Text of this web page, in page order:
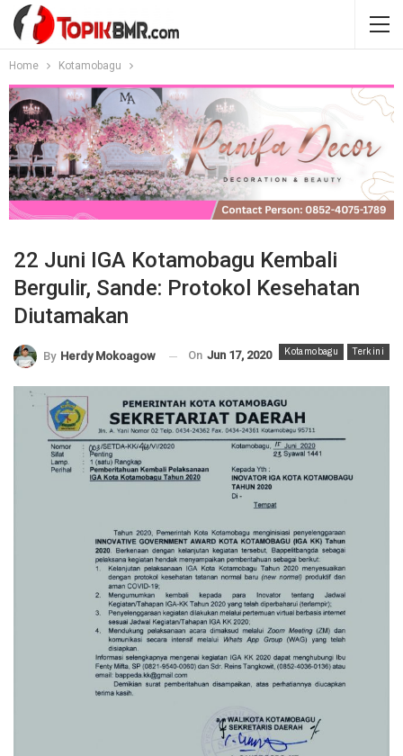
Home Kotamobagu
22 Juni IGA Kotamobagu Kembali
Bergulir, Sande: Protokol Kesehatan
Diutamakan
Kotamobagu Terkini
By Herdy Mokoagow On Jun 17, 2020